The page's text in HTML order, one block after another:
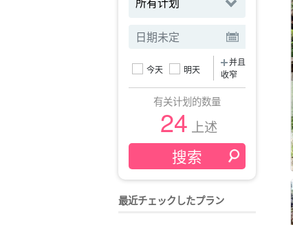
今天 明天
并且
收窄
有关计划的数量
24 上述
最近チェックしたプラン